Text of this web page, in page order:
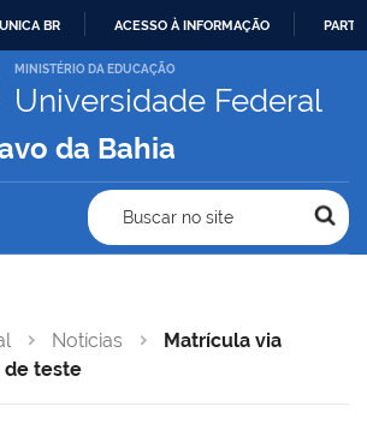
IR
PARA
CONTEÚDO
BR ACESSO À INFORMAÇÃO
MINISTÉRIO DA EDUCAÇÃO
Universidade Federal
da Bahia
Buscar no site
Notícias
Matrícula via
de teste